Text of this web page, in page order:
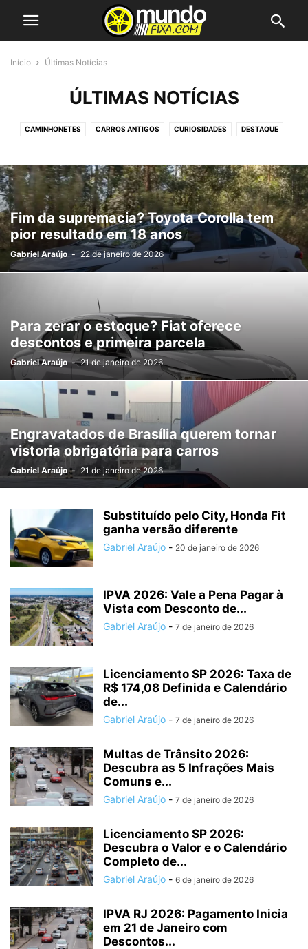
Início Últimas Notícias
ÚLTIMAS NOTÍCIAS
CAMINHONETES CARROS ANTIGOS CURIOSIDADES DESTAQUE
Fim da supremacia? Toyota Corolla tem
pior resultado em 18 anos
Gabriel Araújo - 22 de janeiro de 2026
Para zerar o estoque? Fiat oferece
descontos e primeira parcela
Gabriel Araújo - 21 de janeiro de 2026
Engravatados de Brasília querem tornar
vistoria obrigatória para carros
Gabriel Araújo - 21 de janeiro de 2026
Substituído pelo City, Honda Fit
ganha versão diferente
Gabriel Araújo - 20 de janeiro de 2026
IPVA 2026: Vale a Pena Pagar à
Vista com Desconto de...
Gabriel Araújo - 7 de janeiro de 2026
Licenciamento SP 2026: Taxa de
R$ 174,08 Definida e Calendário
de...
Gabriel Araújo - 7 de janeiro de 2026
Multas de Trânsito 2026:
Descubra as 5 Infrações Mais
Comuns e...
Gabriel Araújo - 7 de janeiro de 2026
Licenciamento SP 2026:
Descubra o Valor e o Calendário
Completo de...
Gabriel Araújo - 6 de janeiro de 2026
IPVA RJ 2026: Pagamento Inicia
em 21 de Janeiro com
Descontos...